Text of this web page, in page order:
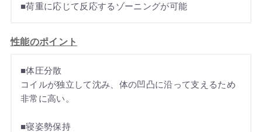
■荷重に応じて反応するゾーニングが可能
性能のポイント
■体圧分散
コイルが独立して沈み、体の凹凸に沿って支えるため
非常に高い。
■寝姿勢保持